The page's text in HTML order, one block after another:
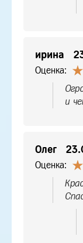
ирина
Оценка:
и
Олег
Оценка: